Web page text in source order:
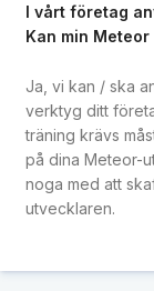
I vårt företag
Kan min
Ja, vi kan / ska
verktyg ditt
träning krävs
på dina Meteor-
noga med att
utvecklaren.